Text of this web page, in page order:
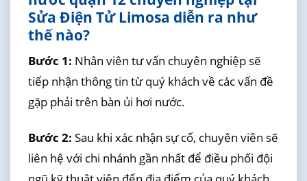
Sửa Điện Tử Limosa diễn ra như
thế nào?
Bước 1: Nhân viên tư vấn chuyên nghiệp sẽ
tiếp nhận thông tin từ quý khách về các vấn đề
gặp phải trên bàn ủi hơi nước.
Bước 2: Sau khi xác nhận sự cố, chuyên viên sẽ
liên hệ với chi nhánh gần nhất để điều phối đội